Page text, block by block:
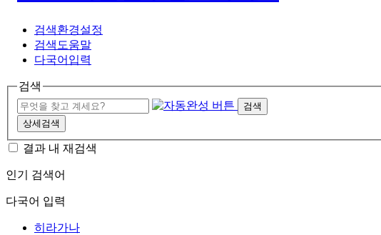
검색환경설정
검색도움말
다국어입력
검색
검색
상세검색
결과 내 재검색
인기 검색어
다국어 입력
히라가나